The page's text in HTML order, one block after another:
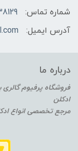
شماره تماس:
آدرس ایمیل:
درباره ما
ادکلن
مرجع تخصصی انواع